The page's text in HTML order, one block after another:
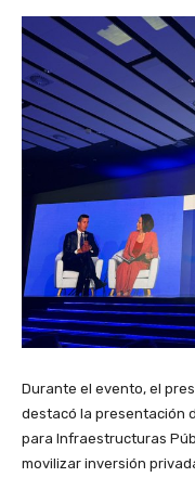
Durante el evento, el
destacó la presentación
para Infraestructuras
movilizar inversión